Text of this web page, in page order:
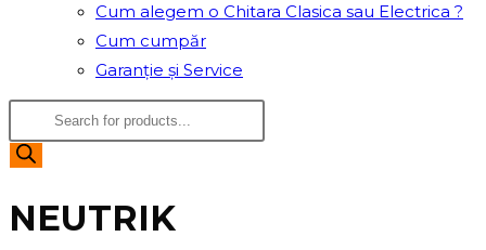
Cum alegem o Chitara Clasica sau Electrica ?
Cum cumpăr
Garanție și Service
Products
search
NEUTRIK